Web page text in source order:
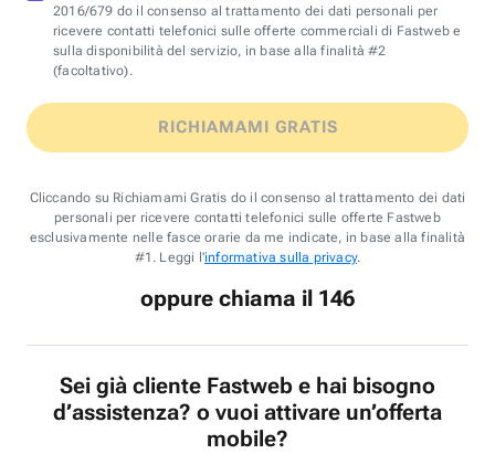
2016/679 do il consenso al trattamento dei dati personali per
ricevere contatti telefonici sulle offerte commerciali di Fastweb e
sulla disponibilità del servizio, in base alla finalità #2
(facoltativo).
RICHIAMAMI GRATIS
Cliccando su Richiamami Gratis do il consenso al trattamento dei dati
personali per ricevere contatti telefonici sulle offerte Fastweb
esclusivamente nelle fasce orarie da me indicate, in base alla finalità
#1. Leggi l'informativa sulla privacy.
oppure chiama il 146
Sei già cliente Fastweb e hai bisogno
d’assistenza? o vuoi attivare un’offerta
mobile?